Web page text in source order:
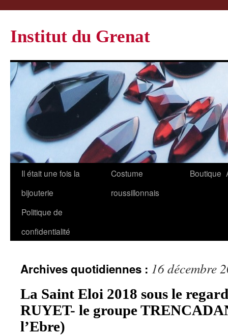
Institut du Grenat
Il était une fois la
bijouterie
Costume
roussillonnais
Boutique
Politique de
confidentialité
Archives quotidiennes : 16 décembre
La Saint Eloi 2018 sous le
RUYET- le groupe
l’Ebre)